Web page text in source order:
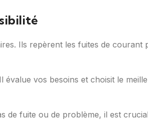
Ils repèrent les fuites de courant
évalue vos besoins et choisit le
de fuite ou de problème, il est